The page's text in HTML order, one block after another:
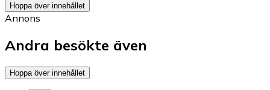
Hoppa över innehållet
Annons
Andra besökte även
Hoppa över innehållet